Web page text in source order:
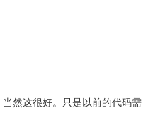
然这很好。只是以前的代码需